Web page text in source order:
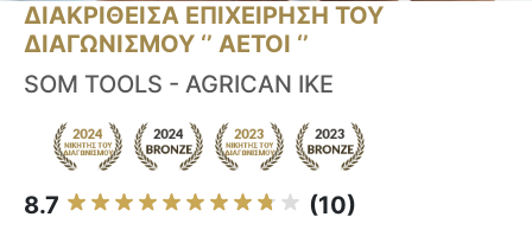
ΔΙΑΚΡΙΘΕΙΣΑ ΕΠΙΧΕΙΡΗΣΗ ΤΟΥ
ΔΙΑΓΩΝΙΣΜΟΥ ‘’ ΑΕΤΟΙ ‘’
SOM TOOLS - AGRICAN ΙΚΕ
8.7 (10)